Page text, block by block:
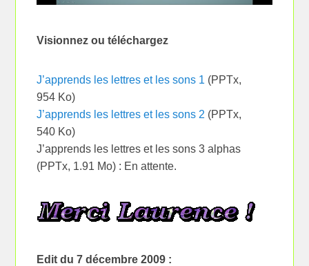
Visionnez ou téléchargez
J’apprends les lettres et les sons 1 (PPTx,
954 Ko)
J’apprends les lettres et les sons 2 (PPTx,
540 Ko)
J’apprends les lettres et les sons 3 alphas
(PPTx, 1.91 Mo) : En attente.
Edit du 7 décembre 2009 :